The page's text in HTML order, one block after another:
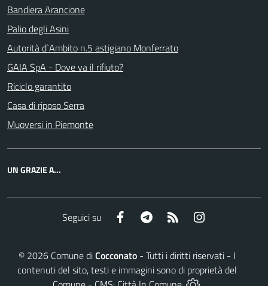
Bandiera Arancione
Palio degli Asini
Autorità d`Ambito n.5 astigiano Monferrato
GAIA SpA - Dove va il rifiuto?
Riciclo garantito
Casa di riposo Serra
Muoversi in Piemonte
UN GRAZIE A...
Seguici su Facebook Telegram RSS
© 2026Comune diCocconato- Tutti i diritti riservati - I
contenuti del sito, testi e immagini sono di proprietà del